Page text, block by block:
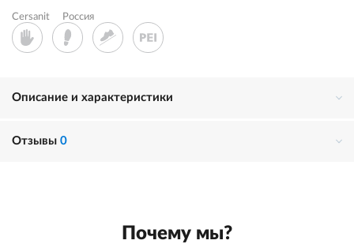
Cersanit Россия
Описание и характеристики
Отзывы 0
Почему мы?